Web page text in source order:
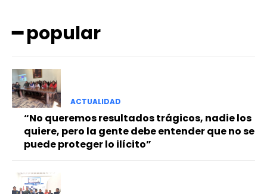
━ Planes
━ popular
ACTUALIDAD
“No queremos resultados trágicos, nadie los
quiere, pero la gente debe entender que no se
puede proteger lo ilícito”